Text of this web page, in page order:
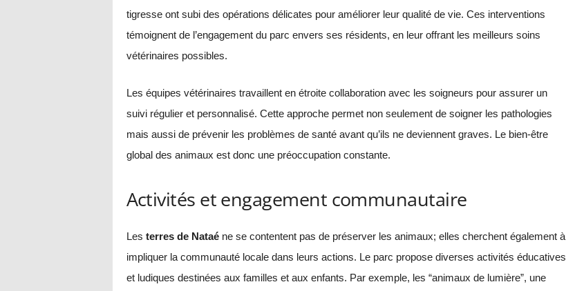
tigresse ont subi des opérations délicates pour améliorer leur qualité de vie. Ces interventions
témoignent de l’engagement du parc envers ses résidents, en leur offrant les meilleurs soins
vétérinaires possibles.
Les équipes vétérinaires travaillent en étroite collaboration avec les soigneurs pour assurer un
suivi régulier et personnalisé. Cette approche permet non seulement de soigner les pathologies
mais aussi de prévenir les problèmes de santé avant qu’ils ne deviennent graves. Le bien-être
global des animaux est donc une préoccupation constante.
Activités et engagement communautaire
Les terres de Nataéne se contentent pas de préserver les animaux; elles cherchent également à
impliquer la communauté locale dans leurs actions. Le parc propose diverses activités éducatives
et ludiques destinées aux familles et aux enfants. Par exemple, les “animaux de lumière”, une